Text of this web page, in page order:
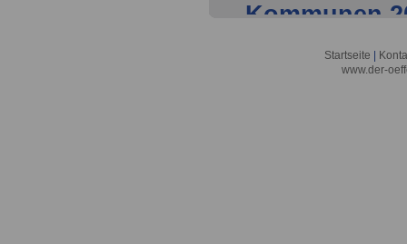
Kommunen
Mitglieder
Startseite
www.der-